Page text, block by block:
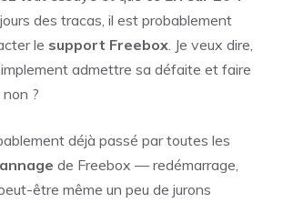
des tracas, il est probablement
le support Freebox . Je veux dire,
admettre sa défaite et faire
?
déjà passé par toutes les
de Freebox — redémarrage,
être même un peu de jurons